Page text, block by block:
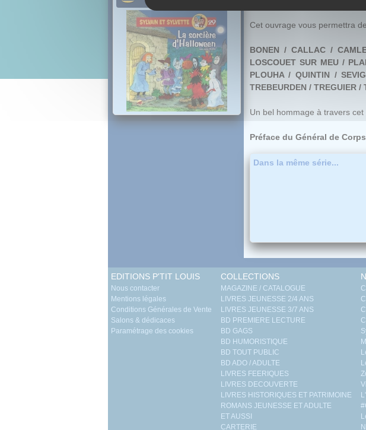
Cet ouvrage vous permettra
BONEN / CALLAC /
LOSCOUET SUR MEU /
PLOUHA / QUINTIN /
TREBEURDEN / TREGUIER /
Un bel hommage à travers
Préface du Général de
Dans la même série...
EDITIONS P'TIT LOUIS
Nous contacter
Mentions légales
Conditions Générales de Vente
Salons & dédicaces
Paramétrage des cookies
COLLECTIONS
MAGAZINE / CATALOGUE
LIVRES JEUNESSE 2/4 ANS
LIVRES JEUNESSE 3/7 ANS
BD PREMIERE LECTURE
BD GAGS
BD HUMORISTIQUE
BD TOUT PUBLIC
BD ADO / ADULTE
LIVRES FEERIQUES
LIVRES DECOUVERTE
LIVRES HISTORIQUES ET PATRIMOINE
ROMANS JEUNESSE ET ADULTE
ET AUSSI
CARTERIE